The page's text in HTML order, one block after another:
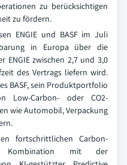
zu berücksichtigen
zu fördern.
ENGIE und BASF im Juli
in Europa über die
ENGIE zwischen 2,7 und 3,0
des Vertrags liefern wird.
BASF, sein Produktportfolio
Low-Carbon- oder CO2-
wie Automobil, Verpackung
fortschrittlichen Carbon-
Kombination mit der